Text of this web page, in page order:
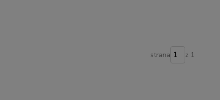
strana z 1